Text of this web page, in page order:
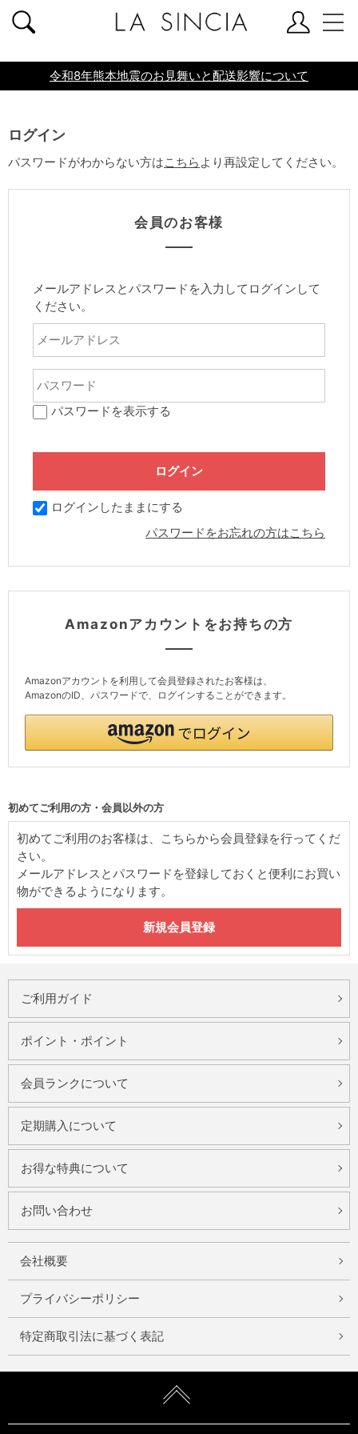
共通ヘッダー
令和8年熊本地震のお見舞いと配送影響について
ログイン
パスワードがわからない方はこちら より再設定してください。
会員のお客様
メールアドレスとパスワードを入力してログインして
ください。
パスワードを表示する
ログインしたままにする
パスワードをお忘れの方はこちら
Amazonアカウントをお持ちの方
Amazonアカウントを利用して会員登録されたお客様は、
AmazonのID、パスワードで、ログインすることができます。
初めてご利用の方・会員以外の方
初めてご利用のお客様は、こちらから会員登録を行ってくだ
さい。
メールアドレスとパスワードを登録しておくと便利にお買い
物ができるようになります。
ご利用ガイド
ポイント・ポイント
会員ランクについて
定期購入について
お得な特典について
お問い合わせ
会社概要
プライバシーポリシー
特定商取引法に基づく表記